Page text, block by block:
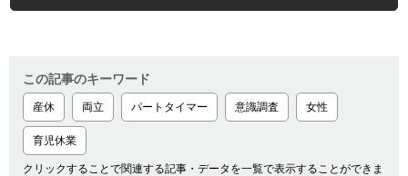
この記事のキーワード
産休 両立 パートタイマー 意識調査 女性
育児休業
クリックすることで関連する記事・データを一覧で表示することができま